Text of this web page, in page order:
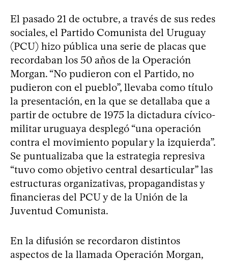
El pasado 21 de octubre, a través de sus redes
sociales, el Partido Comunista del Uruguay
(PCU) hizo pública una serie de placas que
recordaban los 50 años de la Operación
Morgan. “No pudieron con el Partido, no
pudieron con el pueblo”, llevaba como título
la presentación, en la que se detallaba que a
partir de octubre de 1975 la dictadura cívico-
militar uruguaya desplegó “una operación
contra el movimiento popular y la izquierda”.
Se puntualizaba que la estrategia represiva
“tuvo como objetivo central desarticular” las
estructuras organizativas, propagandistas y
financieras del PCU y de la Unión de la
Juventud Comunista.
En la difusión se recordaron distintos
aspectos de la llamada Operación Morgan,